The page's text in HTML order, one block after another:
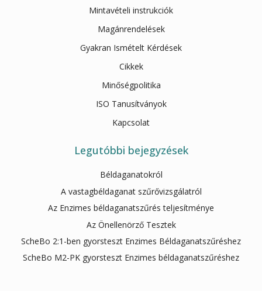
Mintavételi instrukciók
Magánrendelések
Gyakran Ismételt Kérdések
Cikkek
Minőségpolitika
ISO Tanusítványok
Kapcsolat
Legutóbbi bejegyzések
Béldaganatokról
A vastagbéldaganat szűrővizsgálatról
Az Enzimes béldaganatszűrés teljesítménye
Az Önellenörző Tesztek
ScheBo 2:1-ben gyorsteszt Enzimes Béldaganatszűréshez
ScheBo M2-PK gyorsteszt Enzimes béldaganatszűréshez